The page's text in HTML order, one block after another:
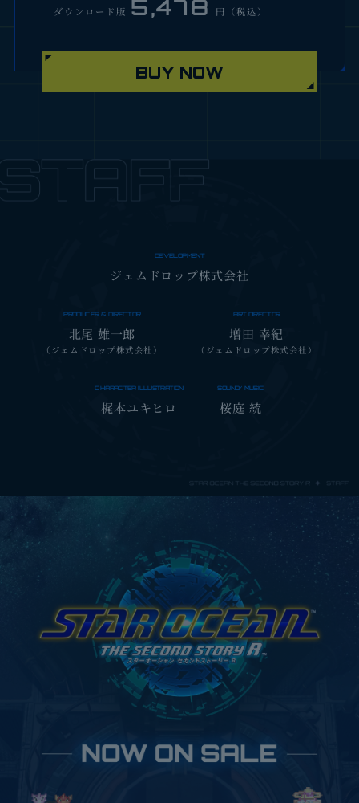
ダウンロード版 5,478 円（税込）
BUY NOW
『スターオーシャン セカンドストーリー R コレクター
STAR OCEAN THE SECOND STORY R
ORIGINAL SOUNDTRACK COLLECTOR'S
『スターオーシャン セカンドストーリー R』の
楽曲が収録されたCD4枚組の
SOUNDTRACK』は、今後単品でも販売を予定しておりま
す。収録内容は予告なく変更になる可能性がございます。
STAR OCEAN THE SECOND STORY R
梶本ユキヒロ氏が描く『スターオーシャン セカンドスト
ーリー R』のキャラクターイラストなどを収録したアー
トブック。
STAR OCEAN THE SECOND STORY R
『スターオーシャン セカンドストーリー R』ゲーム本編
の日本語音声収録時に使用された台本の改訂版。エクス
の3巻組で、豪華なボックス付き。
STAR OCEAN THE SECOND STORY R
DEVELOPMENT
ジェムドロップ株式会社
PRODUCER & DIRECTOR
北尾 雄一郎
（ジェムドロップ株式会社）
ART DIRECTOR
増田 幸紀
（ジェムドロップ株式会社）
CHARACTER ILLUSTRATION
梶本ユキヒロ
SOUND/MUSIC
桜庭 統